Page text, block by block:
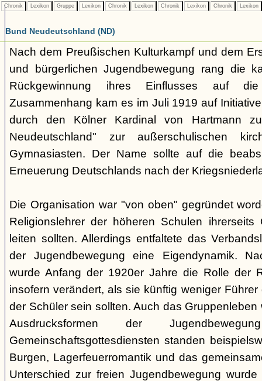
Chronik Lexikon Gruppe Lexikon Chronik Lexikon Chronik Lexikon Chronik Lexikon
Bund Neudeutschland (ND)
Nach dem Preußischen Kulturkampf und dem
und bürgerlichen Jugendbewegung rang die
Rückgewinnung ihres Einflusses auf
Zusammenhang kam es im Juli 1919 auf
durch den Kölner Kardinal von Hartmann
Neudeutschland" zur außerschulischen
Gymnasiasten. Der Name sollte auf die
Erneuerung Deutschlands nach der
Die Organisation war "von oben" gegründet
Religionslehrer der höheren Schulen ihrerseits
leiten sollten. Allerdings entfaltete das
der Jugendbewegung eine Eigendynamik.
wurde Anfang der 1920er Jahre die Rolle der
insofern verändert, als sie künftig weniger
der Schüler sein sollten. Auch das
Ausdrucksformen der
Gemeinschaftsgottesdiensten standen
Burgen, Lagerfeuerromantik und das
Unterschied zur freien Jugendbewegung